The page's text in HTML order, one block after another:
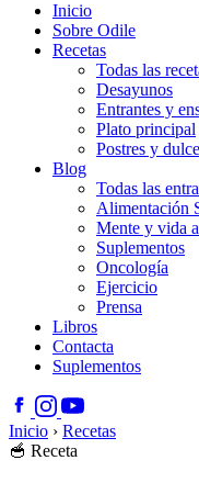
Inicio
Sobre Odile
Recetas
Todas las
Desayunos
Entrantes y
Plato principal
Postres y
Blog
Todas las
Alimentación
Mente y vida
Suplementos
Oncología
Ejercicio
Prensa
Libros
Contacta
Suplementos
Inicio › Recetas
🥣 Receta